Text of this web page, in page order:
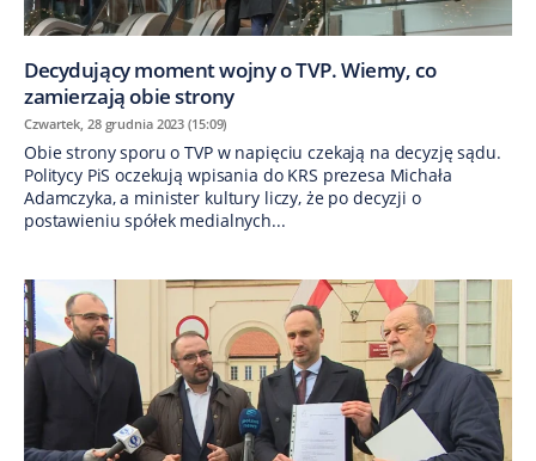
Decydujący moment wojny o TVP. Wiemy, co
zamierzają obie strony
Czwartek, 28 grudnia 2023 (15:09)
Obie strony sporu o TVP w napięciu czekają na decyzję sądu.
Politycy PiS oczekują wpisania do KRS prezesa Michała
Adamczyka, a minister kultury liczy, że po decyzji o
postawieniu spółek medialnych...